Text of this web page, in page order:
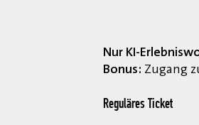
Nur KI-
Bonus: Zugang
Reguläres Ticket